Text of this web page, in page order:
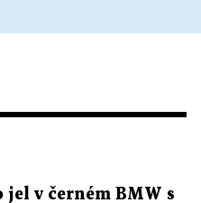
jel v černém BMW s